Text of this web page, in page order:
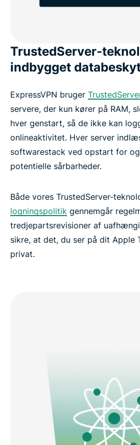
TrustedServer-
indbygget
ExpressVPN bruger
servere, der kun kører på RAM,
hver genstart, så de ikke kan
onlineaktivitet. Hver server
softwarestack ved opstart for
potentielle sårbarheder.
Både vores TrustedServer-
logningspolitik gennemgår
tredjepartsrevisioner af
sikre, at det, du ser på dit Apple
privat.